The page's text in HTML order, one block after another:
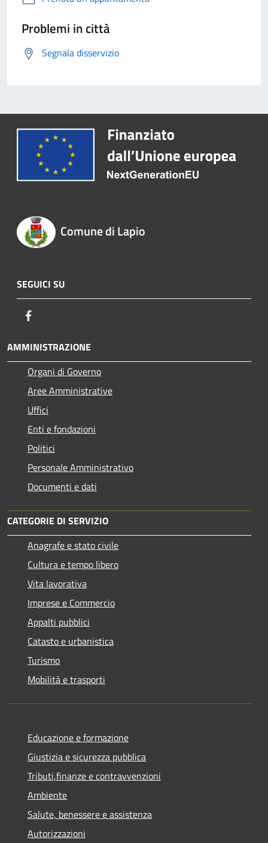
Problemi in città
Segnala disservizio
Comune di Lapio
SEGUICI SU
AMMINISTRAZIONE
Organi di Governo
Aree Amministrative
Uffici
Enti e fondazioni
Politici
Personale Amministrativo
Documenti e dati
CATEGORIE DI SERVIZIO
Anagrafe e stato civile
Cultura e tempo libero
Vita lavorativa
Imprese e Commercio
Appalti pubblici
Catasto e urbanistica
Turismo
Mobilità e trasporti
Educazione e formazione
Giustizia e sicurezza pubblica
Tributi,finanze e contravvenzioni
Ambiente
Salute, benessere e assistenza
Autorizzazioni